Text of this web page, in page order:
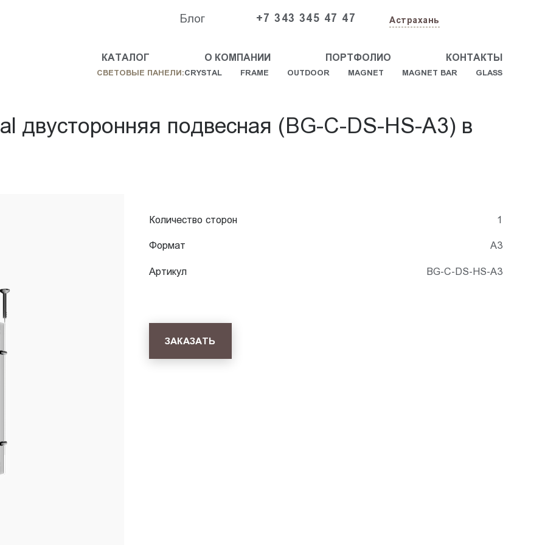
Блог +7 343 345 47 47 Астрахань
КАТАЛОГ О КОМПАНИИ ПОРТФОЛИО КОНТАКТЫ
СВЕТОВЫЕ ПАНЕЛИ:CRYSTAL FRAME OUTDOOR MAGNET MAGNET BAR GLASS
двусторонняя подвесная (BG-C-DS-HS-A3) в
Количество сторон 1
Формат А3
Артикул BG-C-DS-HS-A3
ЗАКАЗАТЬ